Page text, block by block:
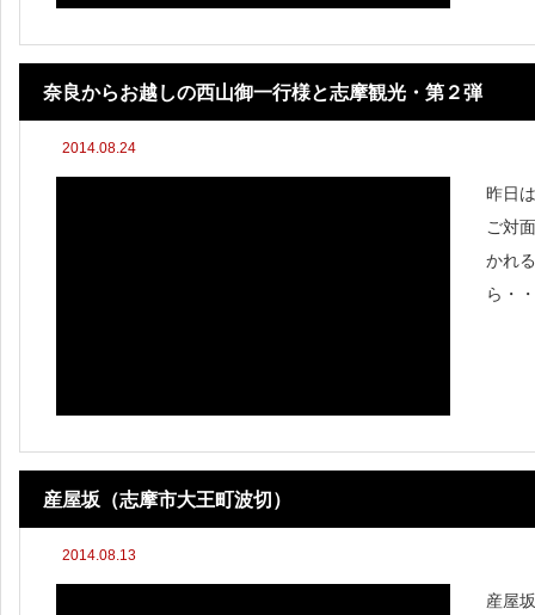
奈良からお越しの西山御一行様と志摩観光・第２弾
2014.08.24
昨日
ご対
かれ
ら・
産屋坂（志摩市大王町波切）
2014.08.13
産屋